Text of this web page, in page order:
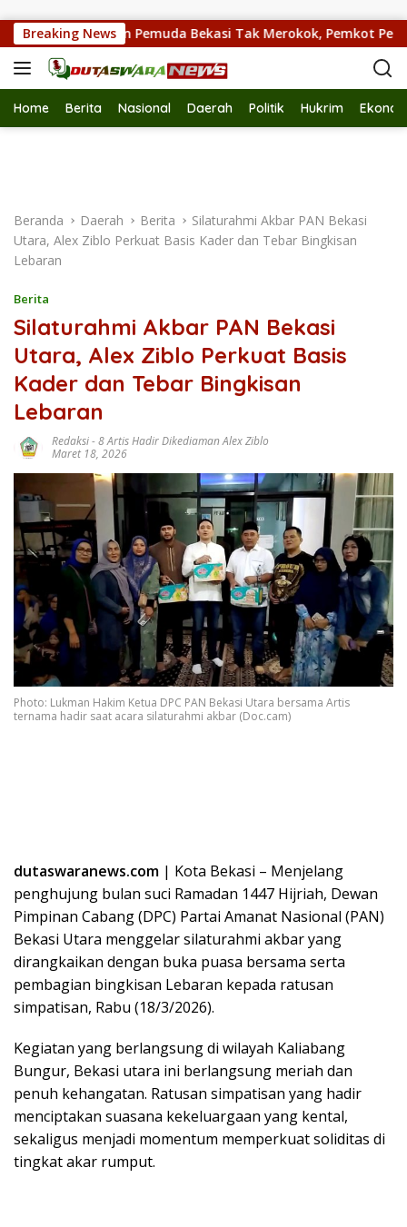
Breaking News
83,10 Persen Pemuda Bekasi Tak Merokok, Pemkot Perkuat
Home Berita Nasional Daerah Politik Hukrim
Beranda Daerah Berita
Silaturahmi Akbar PAN Bekasi
Utara, Alex Ziblo Perkuat Basis Kader dan Tebar Bingkisan
Lebaran
Berita
Silaturahmi Akbar PAN Bekasi
Utara, Alex Ziblo Perkuat Basis
Kader dan Tebar Bingkisan
Lebaran
Redaksi-8 Artis Hadir Dikediaman Alex Ziblo
Maret 18, 2026
Photo: Lukman Hakim Ketua DPC PAN Bekasi Utara bersama Artis
ternama hadir saat acara silaturahmi akbar (Doc.cam)
dutaswaranews.com | Kota Bekasi – Menjelang
penghujung bulan suci Ramadan 1447 Hijriah, Dewan
Pimpinan Cabang (DPC) Partai Amanat Nasional (PAN)
Bekasi Utara menggelar silaturahmi akbar yang
dirangkaikan dengan buka puasa bersama serta
pembagian bingkisan Lebaran kepada ratusan
simpatisan, Rabu (18/3/2026).
Kegiatan yang berlangsung di wilayah Kaliabang
Bungur, Bekasi utara ini berlangsung meriah dan
penuh kehangatan. Ratusan simpatisan yang hadir
menciptakan suasana kekeluargaan yang kental,
sekaligus menjadi momentum memperkuat soliditas di
tingkat akar rumput.